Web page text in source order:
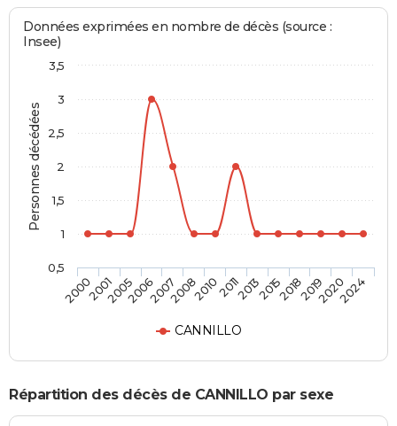
Personnes décédées
Données exprimées en nombre de décès (source :
Insee)
CANNILLO
20002001200520062007200820102011201320152018201920202024
0,5
1
1,5
2
2,5
3
3,5
Répartition des décès de CANNILLO par sexe